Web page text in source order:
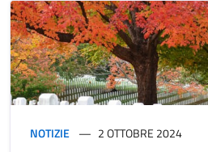
NOTIZIE 2 OTTOBRE 2024